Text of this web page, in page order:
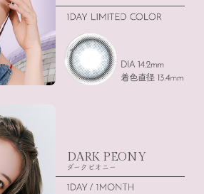
DARK PEONY
ダークピオニー